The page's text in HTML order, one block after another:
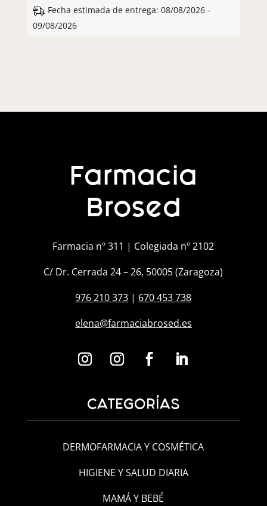
Fecha estimada de entrega: 08/08/2026 -
09/08/2026
Farmacia
Brosed
Farmacia nº 311 | Colegiada nº 2102
C/ Dr. Cerrada 24 – 26, 50005 (Zaragoza)
976 210 373 | 670 453 738
elena@farmaciabrosed.es
CATEGORÍAS
DERMOFARMACIA Y COSMÉTICA
HIGIENE Y SALUD DIARIA
MAMÁ Y BEBÉ